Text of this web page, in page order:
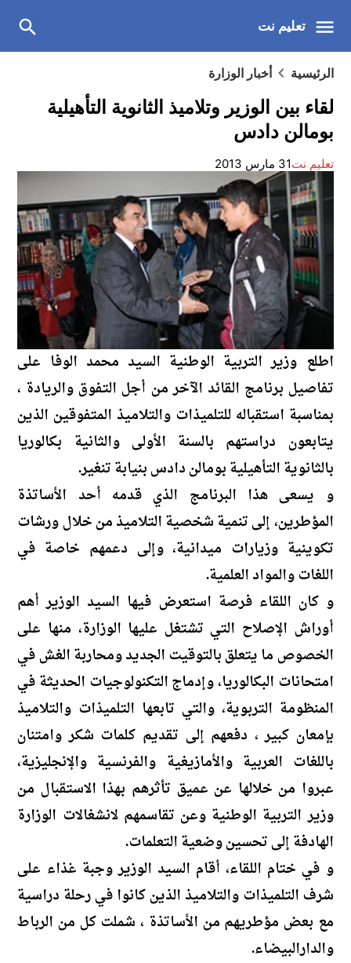
تعليم نت
الرئيسية أخبار الوزارة
لقاء بين الوزير وتلاميذ الثانوية التأهيلية
بومالن دادس
تعليم نت31 مارس 2013
اطلع وزير التربية الوطنية السيد محمد الوفا على
تفاصيل برنامج القائد الآخر من أجل التفوق والريادة ،
بمناسبة استقباله للتلميذات والتلاميذ المتفوقين الذين
يتابعون دراستهم بالسنة الأولى والثانية بكالوريا
بالثانوية التأهيلية بومالن دادس بنيابة تنغير.
و يسعى هذا البرنامج الذي قدمه أحد الأساتذة
المؤطرين، إلى تنمية شخصية التلاميذ من خلال ورشات
تكوينية وزيارات ميدانية، وإلى دعمهم خاصة في
اللغات والمواد العلمية.
و كان اللقاء فرصة استعرض فيها السيد الوزير أهم
أوراش الإصلاح التي تشتغل عليها الوزارة، منها على
الخصوص ما يتعلق بالتوقيت الجديد ومحاربة الغش في
امتحانات البكالوريا، وإدماج التكنولوجيات الحديثة في
المنظومة التربوية، والتي تابعها التلميذات والتلاميذ
بإمعان كبير ، دفعهم إلى تقديم كلمات شكر وامتنان
باللغات العربية والأمازيغية والفرنسية والإنجليزية،
عبروا من خلالها عن عميق تأثرهم بهذا الاستقبال من
وزير التربية الوطنية وعن تقاسمهم لانشغالات الوزارة
الهادفة إلى تحسين وضعية التعلمات.
و في ختام اللقاء، أقام السيد الوزير وجبة غذاء على
شرف التلميذات والتلاميذ الذين كانوا في رحلة دراسية
مع بعض مؤطريهم من الأساتذة ، شملت كل من الرباط
والدارالبيضاء.